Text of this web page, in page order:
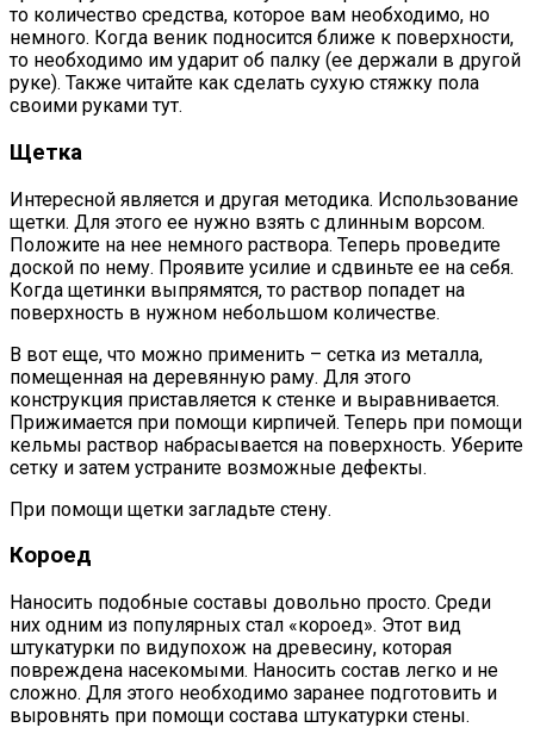
то количество средства, которое вам необходимо, но
немного. Когда веник подносится ближе к поверхности,
то необходимо им ударит об палку (ее держали в другой
руке). Также читайте как сделать сухую стяжку пола
своими руками тут.
Щетка
Интересной является и другая методика. Использование
щетки. Для этого ее нужно взять с длинным ворсом.
Положите на нее немного раствора. Теперь проведите
доской по нему. Проявите усилие и сдвиньте ее на себя.
Когда щетинки выпрямятся, то раствор попадет на
поверхность в нужном небольшом количестве.
В вот еще, что можно применить – сетка из металла,
помещенная на деревянную раму. Для этого
конструкция приставляется к стенке и выравнивается.
Прижимается при помощи кирпичей. Теперь при помощи
кельмы раствор набрасывается на поверхность. Уберите
сетку и затем устраните возможные дефекты.
При помощи щетки загладьте стену.
Короед
Наносить подобные составы довольно просто. Среди
них одним из популярных стал «короед». Этот вид
штукатурки по видупохож на древесину, которая
повреждена насекомыми. Наносить состав легко и не
сложно. Для этого необходимо заранее подготовить и
выровнять при помощи состава штукатурки стены.